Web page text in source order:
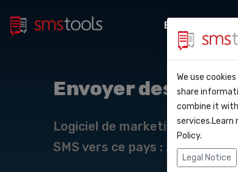
Bulk sms
Blog
Service
(sla)
Envoyer des SMS
Logiciel de marketing SMS ou
SMS vers ce pays : .
We use
share
combine it
services.Learn
Policy.
Legal Notice